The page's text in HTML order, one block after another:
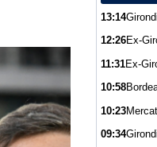
13:14
12:26Ex-
11:31Ex-
10:58
10:23
09:34